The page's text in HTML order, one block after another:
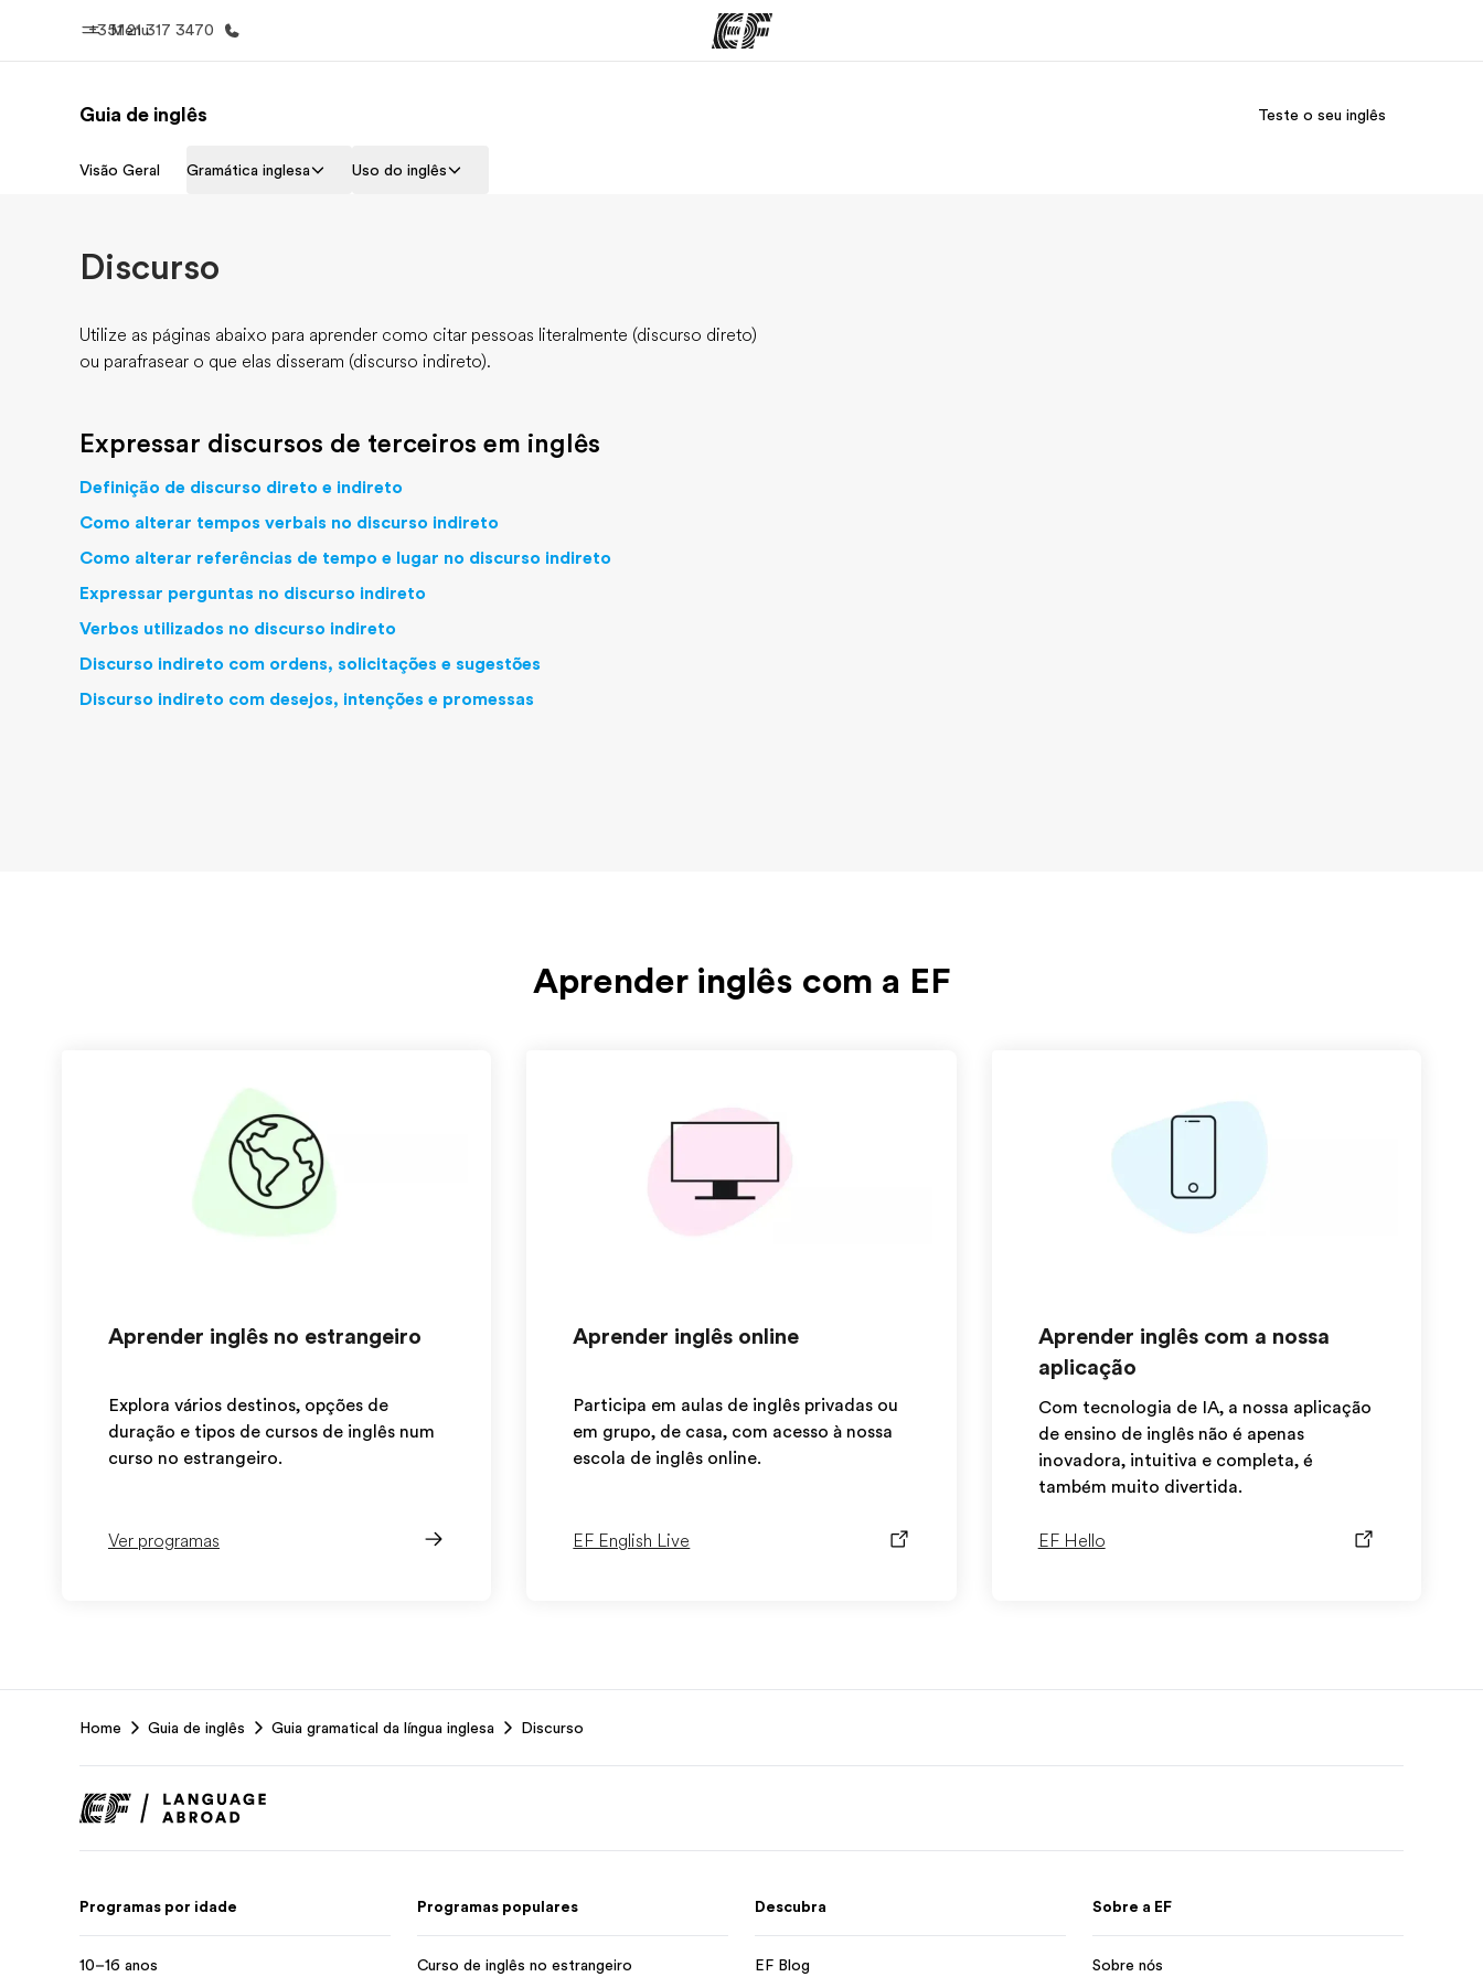
Menu
+351 21 317 3470
Início Programas
Guia de inglês Teste o seu inglês
Visão Geral Gramática inglesa Uso do inglês
Discurso
Utilize as páginas abaixo para aprender como citar pessoas literalmente (discurso direto)
ou parafrasear o que elas disseram (discurso indireto).
Expressar discursos de terceiros em inglês
Definição de discurso direto e indireto
Como alterar tempos verbais no discurso indireto
Como alterar referências de tempo e lugar no discurso indireto
Expressar perguntas no discurso indireto
Verbos utilizados no discurso indireto
Discurso indireto com ordens, solicitações e sugestões
Discurso indireto com desejos, intenções e promessas
Aprender inglês com a EF
Aprender inglês no estrangeiro
Explora vários destinos, opções de
duração e tipos de cursos de inglês num
curso no estrangeiro.
Ver programas
Aprender inglês online
Participa em aulas de inglês privadas ou
em grupo, de casa, com acesso à nossa
escola de inglês online.
EF English Live
Aprender inglês com a nossa
aplicação
Com tecnologia de IA, a nossa aplicação
de ensino de inglês não é apenas
inovadora, intuitiva e completa, é
também muito divertida.
EF Hello
Home Guia de inglês Guia gramatical da língua inglesa Discurso
Programas por idade
10–16 anos
Programas populares
Curso de inglês no estrangeiro
Descubra
EF Blog
Sobre a EF
Sobre nós